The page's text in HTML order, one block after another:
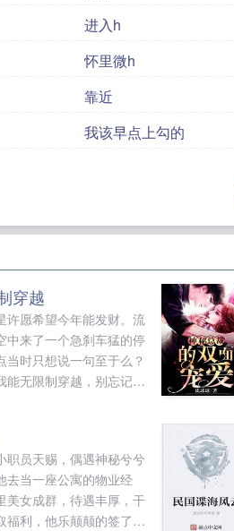
进入h
怀里微h
靠近
我该早点上勾的
穿越
许愿希望今年能发财。流
中来了一个急刹车猛的停
当时只想说一句至于么？
能无限制穿越，别忘记分
职员天赐，偶遇神秘兮兮
去当一座公寓的物业经
美女成群，待遇丰厚，干
福利，他乐颠颠的签了合